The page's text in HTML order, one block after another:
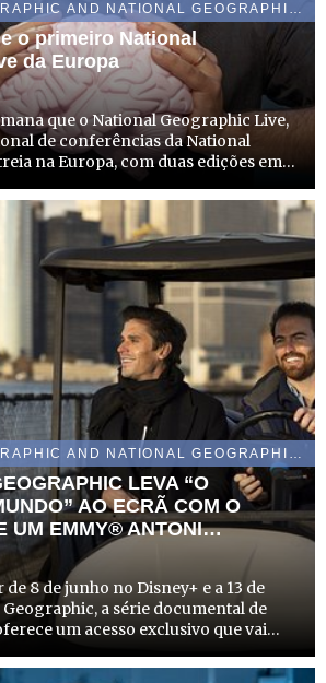
NATIONAL GEOGRAPHIC AND NATIONAL GEOGRAPHIC WILD
o primeiro National
da Europa
que o National Geographic Live,
de conferências da National
na Europa, com duas edições em
Oriente, e a do Porto acontece a 18
NATIONAL GEOGRAPHIC AND NATIONAL GEOGRAPHIC WILD
LEVA “O
AO ECRÃ COM O
UM EMMY® ANTONI
MÊS DE JUNHO
8 de junho no Disney+ e a 13 de
a série documental de
um acesso exclusivo que vai
e Nova Iorque